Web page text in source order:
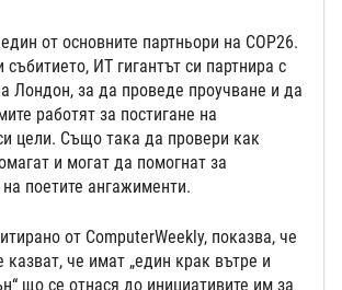
от основните партньори на COP26.
ИТ гигантът си партнира с
Лондон, за да проведе проучване и да
работят за постигане на
цели. Също така да провери как
и могат да помогнат за
поетите ангажименти.
от ComputerWeekly, показва, че
казват, че имат „един крак вътре и
що се отнася до инициативите им за